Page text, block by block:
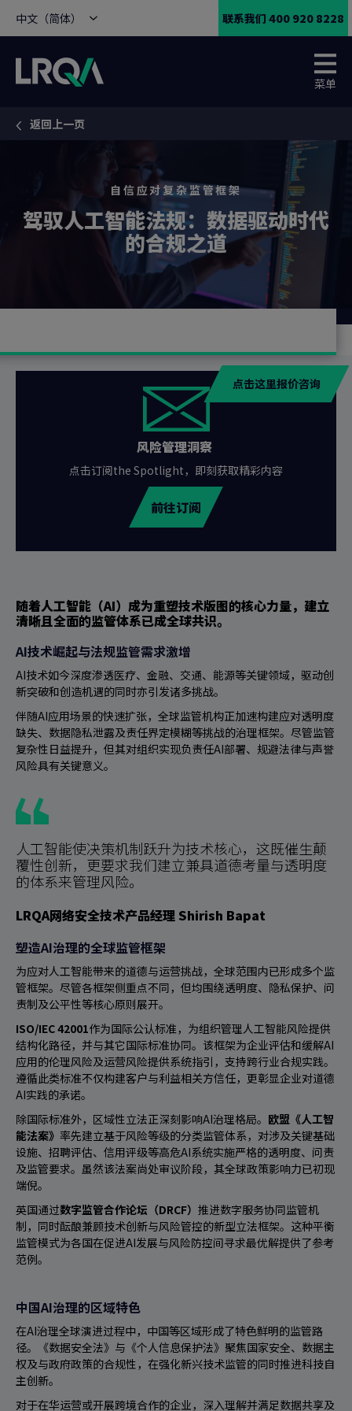
中文（简体） 联系我们 400 920 8228
菜单
You are here:
返回上一页
驾驭人工智能法规：数据驱动时代
的合规之道
自信应对复杂监管框架
点击这里报价咨询
风险管理洞察
点击订阅the Spotlight，即刻获取精彩内容
前往订阅
随着人工智能（AI）成为重塑技术版图的核心力量，建立
清晰且全面的监管体系已成全球共识。
AI技术崛起与法规监管需求激增
AI技术如今深度渗透医疗、金融、交通、能源等关键领域，驱动创
新突破和创造机遇的同时亦引发诸多挑战。
伴随AI应用场景的快速扩张，全球监管机构正加速构建应对透明度
缺失、数据隐私泄露及责任界定模糊等挑战的治理框架。尽管监管
复杂性日益提升，但其对组织实现负责任AI部署、规避法律与声誉
风险具有关键意义。
人工智能使决策机制跃升为技术核心，这既催生颠
覆性创新，更要求我们建立兼具道德考量与透明度
的体系来管理风险。
LRQA网络安全技术产品经理 Shirish Bapat
塑造AI治理的全球监管框架
为应对人工智能带来的道德与运营挑战，全球范围内已形成多个监
管框架。尽管各框架侧重点不同，但均围绕透明度、隐私保护、问
责制及公平性等核心原则展开。
ISO/IEC 42001作为国际公认标准，为组织管理人工智能风险提供
结构化路径，并与其它国际标准协同。该框架为企业评估和缓解AI
应用的伦理风险及运营风险提供系统指引，支持跨行业合规实践。
遵循此类标准不仅构建客户与利益相关方信任，更彰显企业对道德
AI实践的承诺。
除国际标准外，区域性立法正深刻影响AI治理格局。 欧盟《人工智
能法案》 率先建立基于风险等级的分类监管体系，对涉及关键基础
设施、招聘评估、信用评级等高危AI系统实施严格的透明度、问责
及监管要求。虽然该法案尚处审议阶段，其全球政策影响力已初现
端倪。
英国通过数字监管合作论坛（DRCF） 推进数字服务协同监管机
制，同时酝酿兼顾技术创新与风险管控的新型立法框架。这种平衡
监管模式为各国在促进AI发展与风险防控间寻求最优解提供了参考
范例。
中国AI治理的区域特色
在AI治理全球演进过程中，中国等区域形成了特色鲜明的监管路
径。《数据安全法》与《个人信息保护法》聚焦国家安全、数据主
权及与政府政策的合规性，在强化新兴技术监管的同时推进科技自
主创新。
对于在华运营或开展跨境合作的企业，深入理解并满足数据共享及